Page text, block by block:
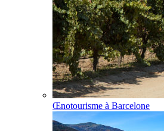
Œnotourisme à Barcelone